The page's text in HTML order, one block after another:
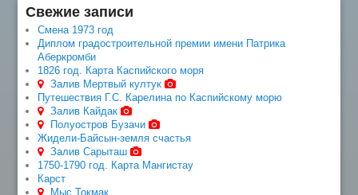
Свежие записи
Смена 1973 год
Диплом градостроительной премии имени Патрика
Аберкромби
1826 год. Карта Каспийского моря
Залив Мертвый култук
Путешествия Г.С. Карелина по Каспийскому морю
Залив Кайдак
Полуостров Бузачи
Жидели-Байсын-земля счастья
Залив Сарыташ
1750-1790 год. Карта Мангистау
Карст
Мыс Токмак